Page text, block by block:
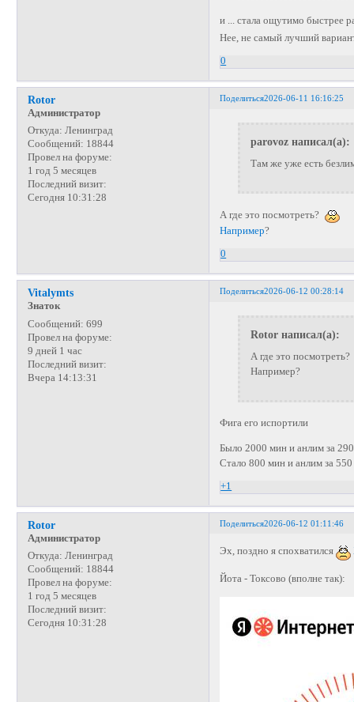
и ... стала ощутимо быстрее
Нее, не самый лучший
0
Поделиться2026-06-11 16:16:25
Rotor
Администратор
Откуда: Ленинград
Сообщений: 18844
Провел на форуме:
1 год 5 месяцев
Последний визит:
Сегодня 10:31:28
parovoz написал(а):
Там же уже есть
А где это посмотреть?
Например?
0
Поделиться2026-06-12 00:28:14
Vitalymts
Знаток
Сообщений: 699
Провел на форуме:
9 дней 1 час
Последний визит:
Вчера 14:13:31
Rotor написал(а):
А где это посмотреть?
Например?
Фига его испортили
Было 2000 мин и анлим за 290
Стало 800 мин и анлим за 550
+1
Поделиться2026-06-12 01:11:46
Rotor
Администратор
Откуда: Ленинград
Сообщений: 18844
Провел на форуме:
1 год 5 месяцев
Последний визит:
Сегодня 10:31:28
Эх, поздно я спохватился
Йота - Токсово (вполне так):